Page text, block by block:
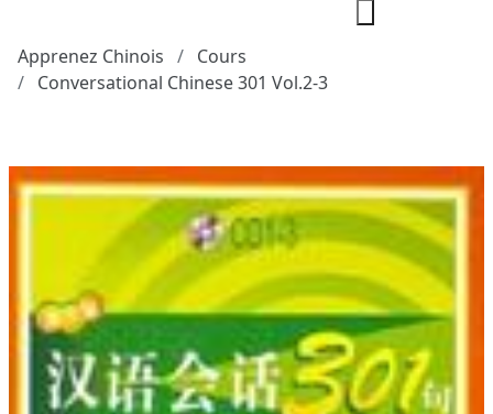
Apprenez Chinois
Cours
Conversational Chinese 301 Vol.2-3